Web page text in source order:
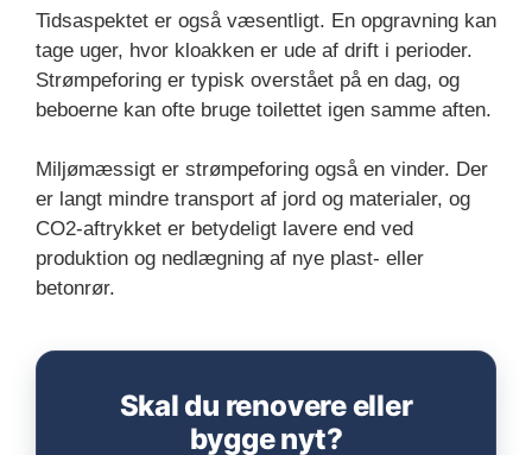
Tidsaspektet er også væsentligt. En opgravning kan
tage uger, hvor kloakken er ude af drift i perioder.
Strømpeforing er typisk overstået på en dag, og
beboerne kan ofte bruge toilettet igen samme aften.
Miljømæssigt er strømpeforing også en vinder. Der
er langt mindre transport af jord og materialer, og
CO2-aftrykket er betydeligt lavere end ved
produktion og nedlægning af nye plast- eller
betonrør.
Skal du renovere eller
bygge nyt?